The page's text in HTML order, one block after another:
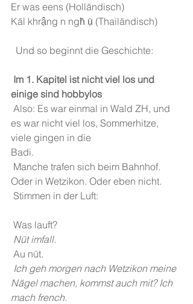
Er was eens (Holländisch)
Kāl khrậng n ngh̄ ụ̀ (Thailändisch)
Und so beginnt die Geschichte:
Im 1. Kapitel ist nicht viel los und
einige sind hobbylos
Also: Es war einmal in Wald ZH, und
es war nicht viel los, Sommerhitze,
viele gingen in die
Badi.
Manche trafen sich beim Bahnhof.
Oder in Wetzikon. Oder eben nicht.
Stimmen in der Luft:
Was lauft?
Nüt imfall.
Au nüt.
Nägel machen, kommst auch mit? Ich
mach french.